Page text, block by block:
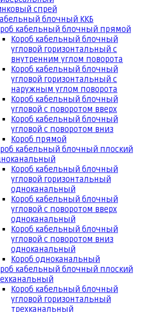
спрей
блочный ККБ
кабельный блочный прямой
Короб кабельный блочный
угловой горизонтальный с
внутренним углом поворота
Короб кабельный блочный
угловой горизонтальный с
наружным углом поворота
Короб кабельный блочный
угловой с поворотом вверх
Короб кабельный блочный
угловой с поворотом вниз
Короб прямой
кабельный блочный плоский
Короб кабельный блочный
угловой горизонтальный
одноканальный
Короб кабельный блочный
угловой с поворотом вверх
одноканальный
Короб кабельный блочный
угловой с поворотом вниз
одноканальный
Короб одноканальный
кабельный блочный плоский
Короб кабельный блочный
угловой горизонтальный
трехканальный